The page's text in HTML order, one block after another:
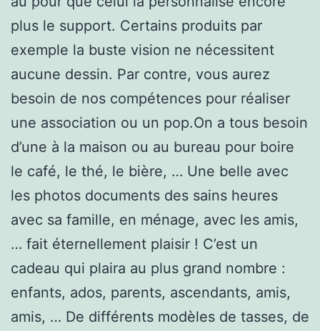
plus le support. Certains produits par
exemple la buste vision ne nécessitent
aucune dessin. Par contre, vous aurez
besoin de nos compétences pour réaliser
une association ou un pop.On a tous besoin
d’une à la maison ou au bureau pour boire
le café, le thé, le bière, … Une belle avec
les photos documents des sains heures
avec sa famille, en ménage, avec les amis,
… fait éternellement plaisir ! C’est un
cadeau qui plaira au plus grand nombre :
enfants, ados, parents, ascendants, amis,
amis, … De différents modèles de tasses, de